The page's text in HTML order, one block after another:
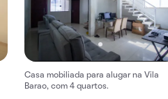
Casa mobiliada para alugar na Vila
Barao, com 4 quartos.